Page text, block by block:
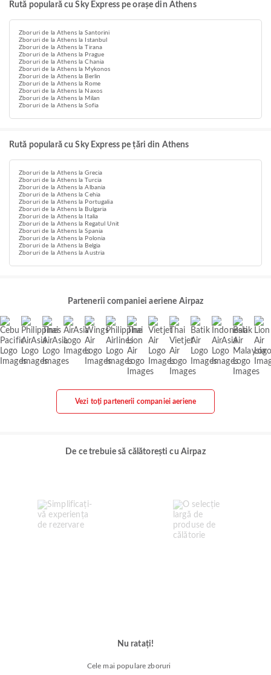
Rută populară cu Sky Express pe orașe din Athens
Zboruri de la Athens la Santorini
Zboruri de la Athens la Istanbul
Zboruri de la Athens la Tirana
Zboruri de la Athens la Prague
Zboruri de la Athens la Chania
Zboruri de la Athens la Mykonos
Zboruri de la Athens la Berlin
Zboruri de la Athens la Rome
Zboruri de la Athens la Naxos
Zboruri de la Athens la Milan
Zboruri de la Athens la Sofia
Rută populară cu Sky Express pe țări din Athens
Zboruri de la Athens la Grecia
Zboruri de la Athens la Turcia
Zboruri de la Athens la Albania
Zboruri de la Athens la Cehia
Zboruri de la Athens la Portugalia
Zboruri de la Athens la Bulgaria
Zboruri de la Athens la Italia
Zboruri de la Athens la Regatul Unit
Zboruri de la Athens la Spania
Zboruri de la Athens la Polonia
Zboruri de la Athens la Belgia
Zboruri de la Athens la Austria
Partenerii companiei aeriene Airpaz
Vezi toți partenerii companiei aeriene
De ce trebuie să călătorești cu Airpaz
Nu ratați!
Cele mai populare zboruri